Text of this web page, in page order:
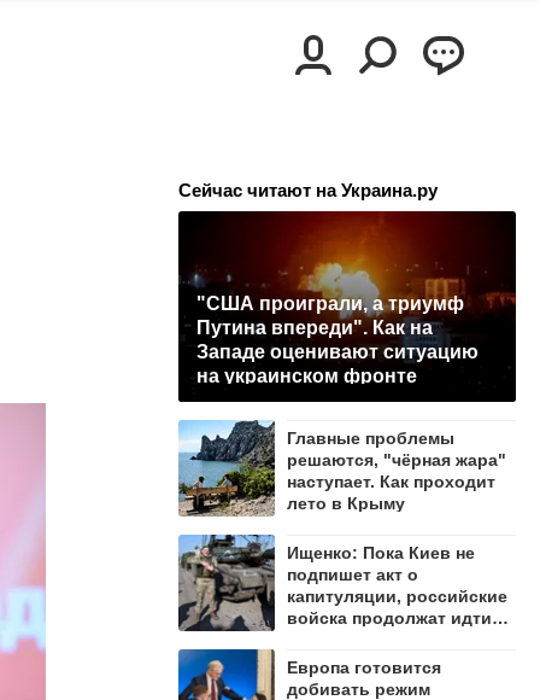
Сейчас читают на Украина.ру
"США проиграли, а триумф
Путина впереди". Как на
Западе оценивают ситуацию
на украинском фронте
Главные проблемы
решаются, "чёрная жара"
наступает. Как проходит
лето в Крыму
Ищенко: Пока Киев не
подпишет акт о
капитуляции, российские
войска продолжат идти
Европа готовится
добивать режим